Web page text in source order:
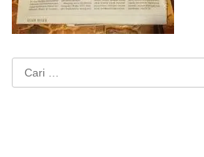
Cari
untuk: